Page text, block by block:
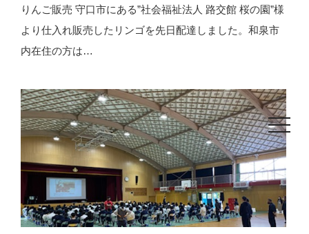
toggle
りんご販売 守口市にある”社会福祉法人 路交館 桜の園”様
より仕入れ販売したリンゴを先日配達しました。和泉市
内在住の方は…